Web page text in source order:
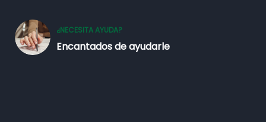
¿NECESITA AYUDA?
Encantados de ayudarle